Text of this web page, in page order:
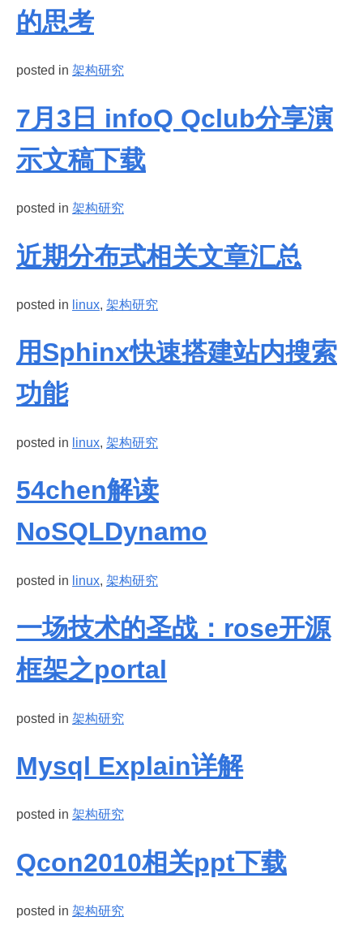
的思考
posted in 架构研究
7月3日 infoQ Qclub分享演
示文稿下载
posted in 架构研究
近期分布式相关文章汇总
posted in linux, 架构研究
用Sphinx快速搭建站内搜索
功能
posted in linux, 架构研究
54chen解读
NoSQLDynamo
posted in linux, 架构研究
一场技术的圣战：rose开源
框架之portal
posted in 架构研究
Mysql Explain详解
posted in 架构研究
Qcon2010相关ppt下载
posted in 架构研究